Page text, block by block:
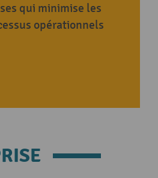
qui minimise les
opérationnels